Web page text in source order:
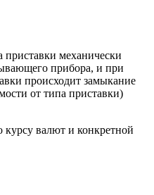
приставки механически
прибора, и при
происходит замыкание
от типа приставки)
курсу валют и конкретной